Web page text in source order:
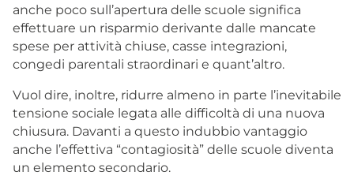
anche poco sull’apertura delle scuole significa
effettuare un risparmio derivante dalle mancate
spese per attività chiuse, casse integrazioni,
congedi parentali straordinari e quant’altro.
Vuol dire, inoltre, ridurre almeno in parte l’inevitabile
tensione sociale legata alle difficoltà di una nuova
chiusura. Davanti a questo indubbio vantaggio
anche l’effettiva “contagiosità” delle scuole diventa
un elemento secondario.